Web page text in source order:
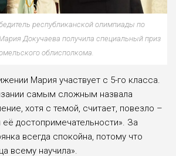
республиканской олимпиады по
Докучаева получила специальный приз
облисполкома.
Мария участвует с 5-го класса.
самым сложным назвала
хотя с темой, считает, повезло –
её достопримечательности». За
всегда спокойна, потому что
всему научила».